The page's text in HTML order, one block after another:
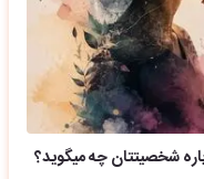
شخصیتتان چه میگوید؟